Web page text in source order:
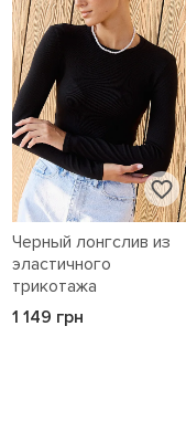
Черный лонгслив из
эластичного
трикотажа
1 149 грн